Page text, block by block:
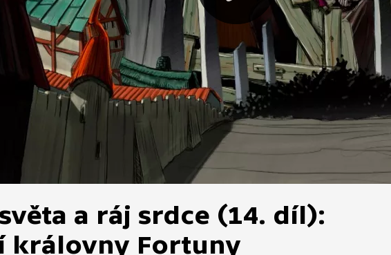
a ráj srdce (14. díl):
královny Fortuny